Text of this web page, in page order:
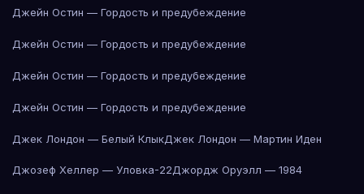
Джейн Остин — Гордость и предубеждение
Джейн Остин — Гордость и предубеждение
Джейн Остин — Гордость и предубеждение
Джейн Остин — Гордость и предубеждение
Джек Лондон — Белый КлыкДжек Лондон — Мартин Иден
Джозеф Хеллер — Уловка-22Джордж Оруэлл — 1984